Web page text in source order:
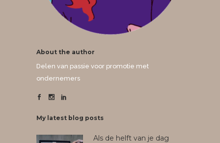
About the author
Delen van passie voor promotie met
ondernemers
My latest blog posts
Als de helft van je dag